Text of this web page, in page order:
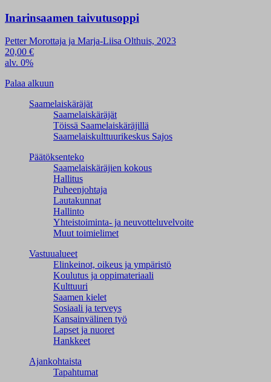
Inarinsaamen taivutusoppi
Petter Morottaja ja Marja-Liisa Olthuis, 2023
20,00 €
alv. 0%
Palaa alkuun
Saamelaiskäräjät
Saamelaiskäräjät
Töissä Saamelaiskäräjillä
Saamelaiskulttuuri­keskus Sajos
Päätöksenteko
Saamelaiskäräjien kokous
Hallitus
Puheenjohtaja
Lautakunnat
Hallinto
Yhteistoiminta- ja neuvotteluvelvoite
Muut toimielimet
Vastuualueet
Elinkeinot, oikeus ja ympäristö
Koulutus ja oppimateriaali
Kulttuuri
Saamen kielet
Sosiaali ja terveys
Kansainvälinen työ
Lapset ja nuoret
Hankkeet
Ajankohtaista
Tapahtumat